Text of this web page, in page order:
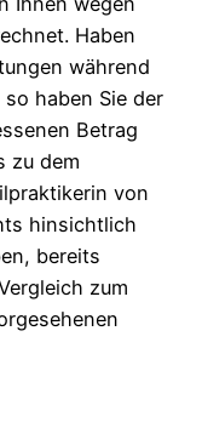
Haben
während
haben Sie der
Betrag
zu dem
von
hinsichtlich
bereits
zum